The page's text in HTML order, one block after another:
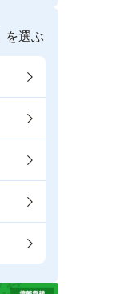
を選ぶ